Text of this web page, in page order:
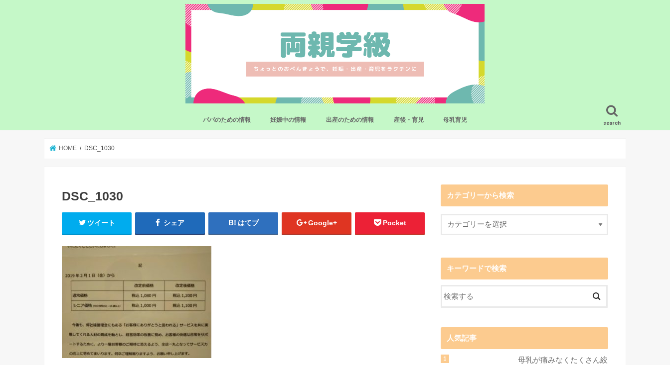
search
パパのための情報 妊娠中の情報 出産のための情報 産後・育児 母乳育児
HOME DSC_1030
DSC_1030
ツイート シェア はてブ Google+ Pocket
カテゴリーから検索
キーワードで検索
人気記事
母乳が痛みなくたくさん絞